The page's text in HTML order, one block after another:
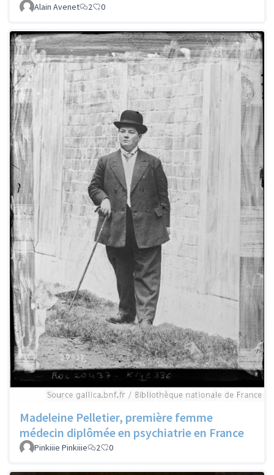
Alain Avenet 2 0
Madeleine Pelletier, première femme
médecin diplômée en psychiatrie en France
Pinkiiie Pinkiiie 2 0